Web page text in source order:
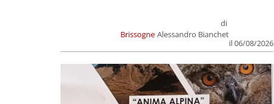
Brissogne
di
Alessandro Bianchet
il 06/08/2026